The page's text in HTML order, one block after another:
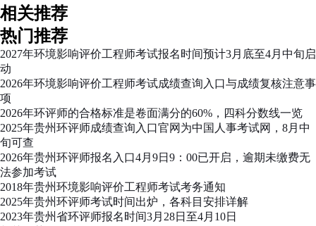
相关推荐
热门推荐
2027年环境影响评价工程师考试报名时间预计3月底至4月中旬启
动
2026年环境影响评价工程师考试成绩查询入口与成绩复核注意事
项
2026年环评师的合格标准是卷面满分的60%，四科分数线一览
2025年贵州环评师成绩查询入口官网为中国人事考试网，8月中
旬可查
2026年贵州环评师报名入口4月9日9：00已开启，逾期未缴费无
法参加考试
2018年贵州环境影响评价工程师考试考务通知
2025年贵州环评师考试时间出炉，各科目安排详解
2023年贵州省环评师报名时间3月28日至4月10日